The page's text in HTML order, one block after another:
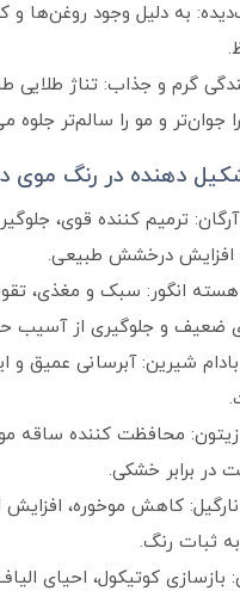
به دلیل وجود روغن‌ها و
گرم و جذاب: تناژ طلایی
جوان‌تر و مو را سالم‌تر جلوه
دهنده در رنگ موی
ترمیم‌ کننده قوی،
افزایش درخشش طبیعی.
انگور: سبک و مغذی،
ضعیف و جلوگیری از آسیب
شیرین: آبرسانی عمیق و
محافظت‌ کننده ساقه
در برابر خشکی.
کاهش موخوره،
ثبات رنگ.
بازسازی کوتیکول، احیای